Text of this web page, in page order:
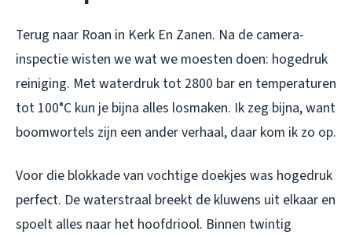
Terug naar Roan in Kerk En Zanen. Na de camera-
inspectie wisten we wat we moesten doen: hogedruk
reiniging. Met waterdruk tot 2800 bar en temperaturen
tot 100°C kun je bijna alles losmaken. Ik zeg bijna, want
boomwortels zijn een ander verhaal, daar kom ik zo op.
Voor die blokkade van vochtige doekjes was hogedruk
perfect. De waterstraal breekt de kluwens uit elkaar en
spoelt alles naar het hoofdriool. Binnen twintig